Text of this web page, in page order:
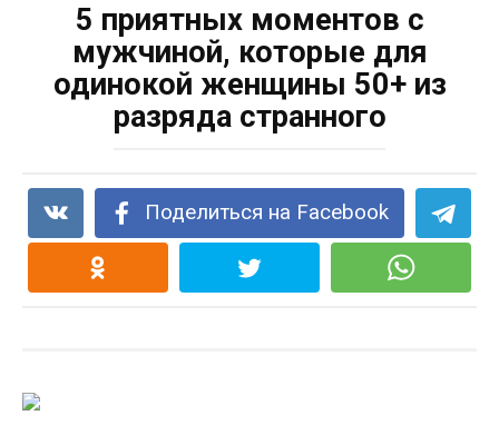
5 приятных моментов с
мужчиной, которые для
одинокой женщины 50+ из
разряда странного
Поделиться на Facebook